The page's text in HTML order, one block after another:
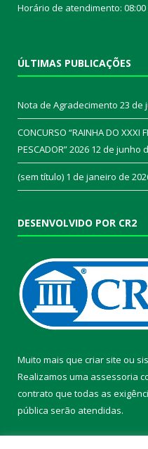
Horário de atendimento:
ÚLTIMAS PUBLICAÇÕES
Nota de Agradecimento 23 de
CONCURSO “RAINHA DO XXXI
PESCADOR” 2026 12 de junho
(sem título) 1 de janeiro de
DESENVOLVIDO POR CR2
Muito mais que criar site ou
Realizamos uma assessoria
contrato que todas as
pública serão atendidas.